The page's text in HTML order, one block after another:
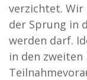
verzichtet. Wir
der Sprung in
werden darf.
in den zweiten